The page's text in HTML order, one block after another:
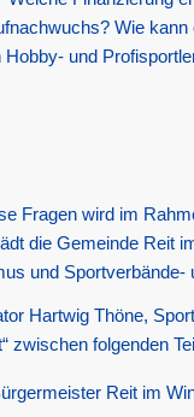
Wie
Hobby- und
Fragen wird im
die Gemeinde Reit
und
Hartwig Thöne,
zwischen folgenden
Reit im